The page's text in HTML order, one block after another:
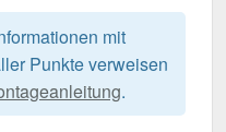
mit
Punkte verweisen
.